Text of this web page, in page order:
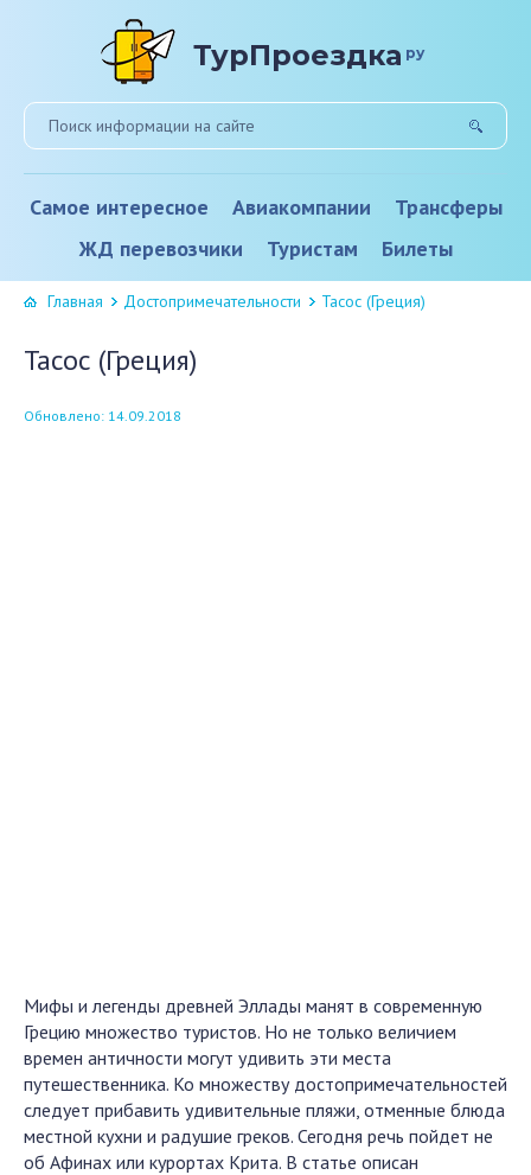
ТурПроездка ру
Самое интересное Авиакомпании
Трансферы
ЖД перевозчики
Туристам Билеты
Главная Достопримечательности Тасос (Греция)
Тасос (Греция)
Обновлено: 14.09.2018
Мифы и легенды древней Эллады манят в современную
Грецию множество туристов. Но не только величием
времен античности могут удивить эти места
путешественника. Ко множеству достопримечательностей
следует прибавить удивительные пляжи, отменные блюда
местной кухни и радушие греков. Сегодня речь пойдет не
об Афинах или курортах Крита. В статье описан